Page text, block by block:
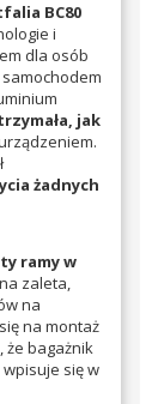
BC80
i
dla osób
jak
żadnych
ramy w
zaleta,
na
na montaż
że bagażnik
się w